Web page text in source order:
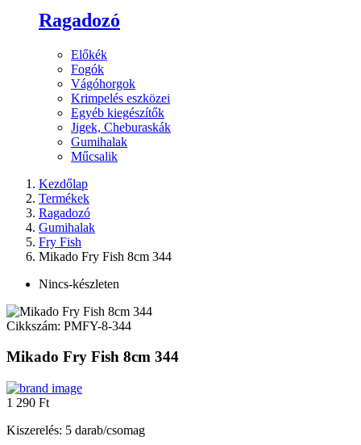
Ragadozó
Előkék
Fogók
Vágóhorgok
Krimpelés eszközei
Egyéb kiegészítők
Jigek, Cheburaskák
Gumihalak
Műcsalik
Kezdőlap
Termékek
Ragadozó
Gumihalak
Fry Fish
Mikado Fry Fish 8cm 344
Nincs-készleten
Cikkszám: PMFY-8-344
Mikado Fry Fish 8cm 344
1 290 Ft
Kiszerelés: 5 darab/csomag